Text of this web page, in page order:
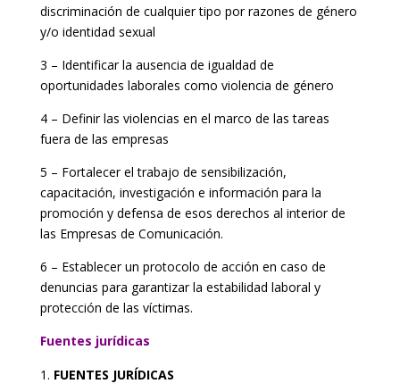
discriminación de cualquier tipo por razones de género
y/o identidad sexual
3 – Identificar la ausencia de igualdad de
oportunidades laborales como violencia de género
4 – Definir las violencias en el marco de las tareas
fuera de las empresas
5 – Fortalecer el trabajo de sensibilización,
capacitación, investigación e información para la
promoción y defensa de esos derechos al interior de
las Empresas de Comunicación.
6 – Establecer un protocolo de acción en caso de
denuncias para garantizar la estabilidad laboral y
protección de las víctimas.
Fuentes jurídicas
FUENTES JURÍDICAS